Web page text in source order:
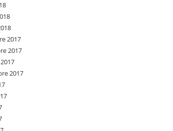
2017
2017
2017